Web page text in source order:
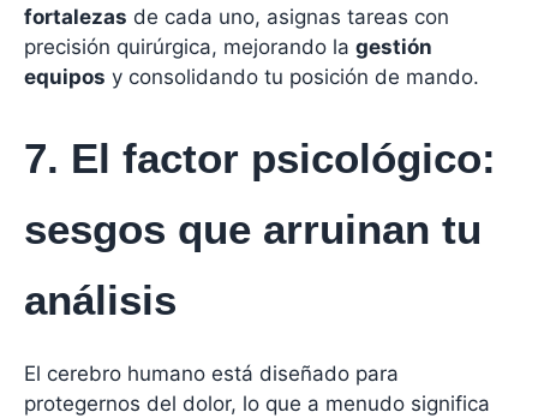
fortalezas de cada uno, asignas tareas con
precisión quirúrgica, mejorando la gestión
equipos y consolidando tu posición de mando.
7. El factor psicológico:
sesgos que arruinan tu
análisis
El cerebro humano está diseñado para
protegernos del dolor, lo que a menudo significa